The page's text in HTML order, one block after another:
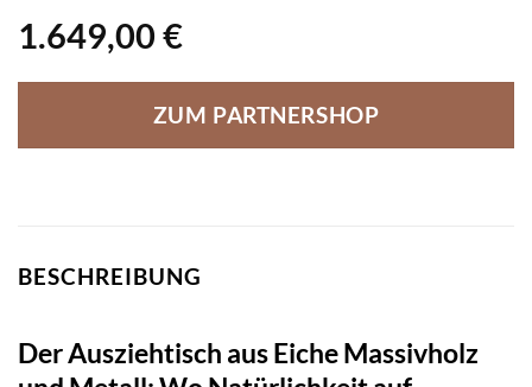
1.649,00 €
ZUM PARTNERSHOP
BESCHREIBUNG
Der Ausziehtisch aus Eiche Massivholz